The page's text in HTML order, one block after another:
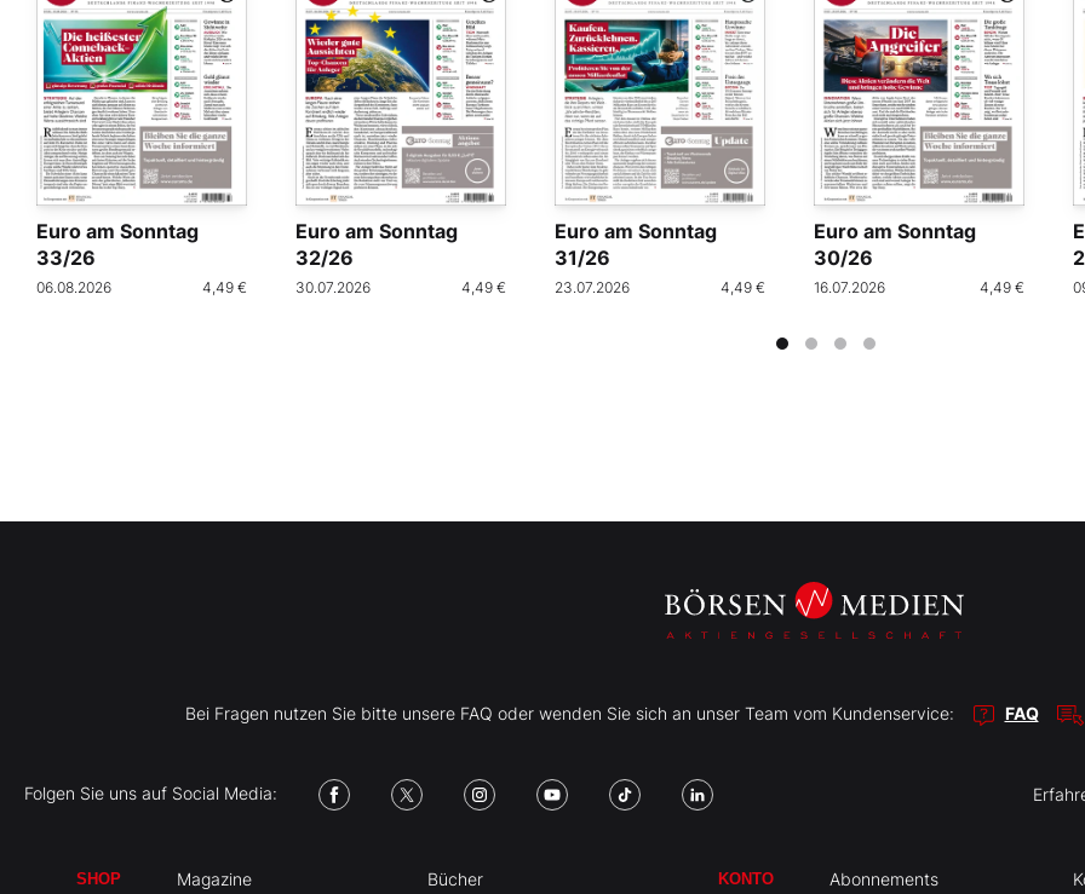
Euro am Sonntag
33/26
06.08.2026 4,49 €
Euro am Sonntag
32/26
30.07.2026 4,49 €
Euro am Sonntag
31/26
23.07.2026 4,49 €
Euro am Sonntag
30/26
16.07.2026 4,49 €
Bei Fragen nutzen Sie bitte unsere FAQ oder wenden Sie sich an unser Team vom Kundenservice: FAQ
Folgen Sie uns auf Social Media:
SHOP Magazine Bücher KONTO Abonnements